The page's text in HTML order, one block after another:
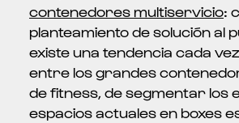
contenedores multiservicio:
planteamiento de solución al
existe una tendencia cada
entre los grandes
de fitness, de segmentar los
espacios actuales en boxes